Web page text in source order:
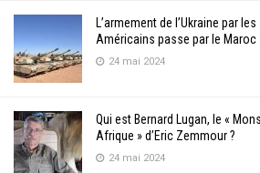
L’armement de l’Ukraine par les
Américains passe par le Maroc
24 mai 2024
Qui est Bernard Lugan, le «
Afrique » d’Eric Zemmour ?
24 mai 2024